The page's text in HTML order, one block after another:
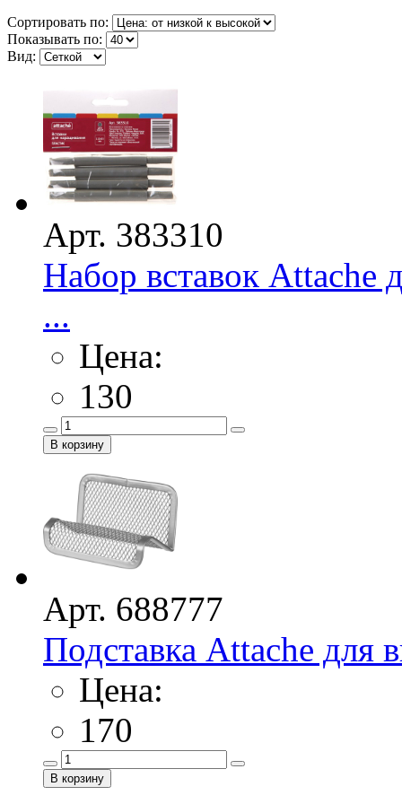
Сортировать по:
Показывать по:
Вид:
Арт. 383310
Набор вставок Attache
...
Цена:
130
Арт. 688777
Подставка Attache для
Цена:
170